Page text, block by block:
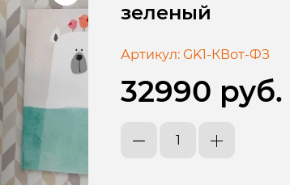
зеленый
Артикул: GK1-КВот-ФЗ
32990 руб.